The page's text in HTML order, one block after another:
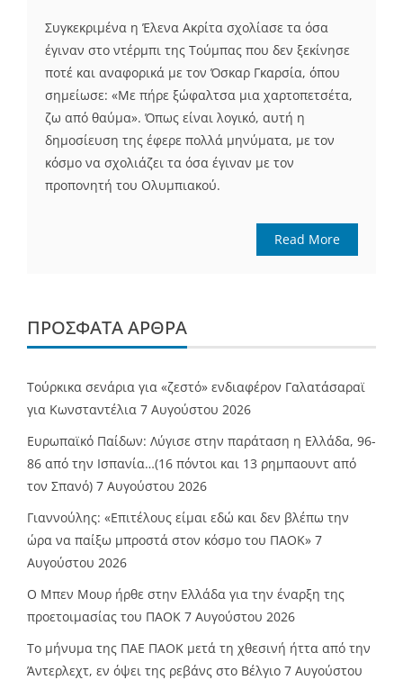
Συγκεκριμένα η Έλενα Ακρίτα σχολίασε τα όσα
έγιναν στο ντέρμπι της Τούμπας που δεν ξεκίνησε
ποτέ και αναφορικά με τον Όσκαρ Γκαρσία, όπου
σημείωσε: «Με πήρε ξώφαλτσα μια χαρτοπετσέτα,
ζω από θαύμα». Όπως είναι λογικό, αυτή η
δημοσίευση της έφερε πολλά μηνύματα, με τον
κόσμο να σχολιάζει τα όσα έγιναν με τον
προπονητή του Ολυμπιακού.
Read More
ΠΡΌΣΦΑΤΑ ΆΡΘΡΑ
Τούρκικα σενάρια για «ζεστό» ενδιαφέρον Γαλατάσαραϊ
για Κωνσταντέλια 7 Αυγούστου 2026
Ευρωπαϊκό Παίδων: Λύγισε στην παράταση η Ελλάδα, 96-
86 από την Ισπανία…(16 πόντοι και 13 ρημπαουντ από
τον Σπανό) 7 Αυγούστου 2026
Γιαννούλης: «Επιτέλους είμαι εδώ και δεν βλέπω την
ώρα να παίξω μπροστά στον κόσμο του ΠΑΟΚ» 7
Αυγούστου 2026
O Mπεν Μουρ ήρθε στην Ελλάδα για την έναρξη της
προετοιμασίας του ΠΑΟΚ 7 Αυγούστου 2026
Το μήνυμα της ΠΑΕ ΠΑΟΚ μετά τη χθεσινή ήττα από την
Άντερλεχτ, εν όψει της ρεβάνς στο Βέλγιο 7 Αυγούστου